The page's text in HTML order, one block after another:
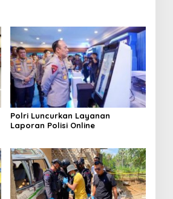
Polri Luncurkan Layanan
Laporan Polisi Online